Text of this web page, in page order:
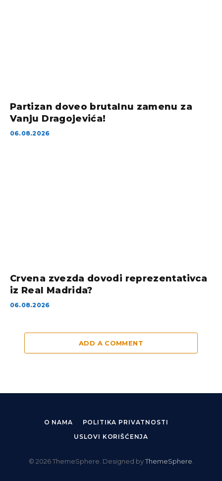
Partizan doveo brutalnu zamenu za
Vanju Dragojevića!
06.08.2026
Crvena zvezda dovodi reprezentativca
iz Real Madrida?
06.08.2026
ADD A COMMENT
O NAMA
POLITIKA PRIVATNOSTI
USLOVI KORIŠĆENJA
© 2026 ThemeSphere. Designed byThemeSphere